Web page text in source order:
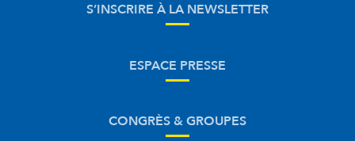
S’INSCRIRE À LA NEWSLETTER
ESPACE PRESSE
CONGRÈS & GROUPES